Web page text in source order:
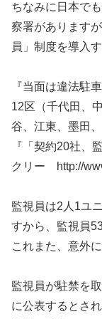
ちなみに日本で
察署があります
員」制度を導入
『当面は違法駐
12区（千代田、
谷、江東、墨田
『「契約20社、
クリー http://
監視員は2人1ユ
すから、監視員
これまた、意外
監視員が駐禁を
に公表するとさ